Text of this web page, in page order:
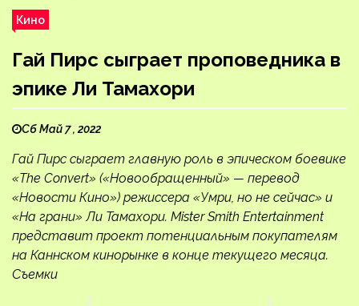
Кино
Гай Пирс сыграет проповедника в
эпике Ли Тамахори
Сб Май 7 , 2022
Гай Пирс сыграет главную роль в эпическом боевике
«The Convert» («Новообращенный» — перевод
«Новости Кино») режиссера «Умри, но не сейчас» и
«На грани» Ли Тамахори. Mister Smith Entertainment
представит проект потенциальным покупателям
на Каннском кинорынке в конце текущего месяца.
Съемки